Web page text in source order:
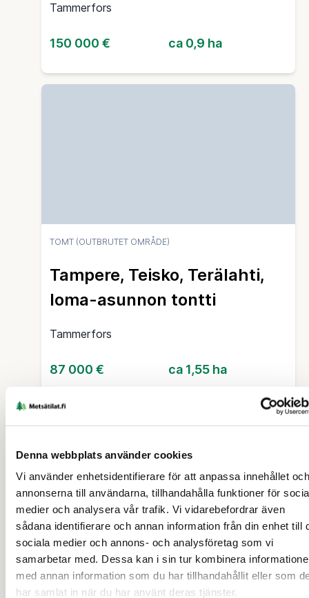
Denna webbplats använder cookies
Vi använder enhetsidentifierare för att anpassa innehållet och
annonserna till användarna, tillhandahålla funktioner för
medier och analysera vår trafik. Vi vidarebefordrar även
sådana identifierare och annan information från din enhet till
sociala medier och annons- och analysföretag som vi
samarbetar med. Dessa kan i sin tur kombinera
med annan information som du har tillhandahållit eller som
har samlat in när du har använt deras tjänster.
Tammerfors
150 000 € ca 0,9 ha
TOMT (OUTBRUTET OMRÅDE)
Tampere, Teisko, Terälahti,
loma-asunnon tontti
Tammerfors
87 000 € ca 1,55 ha